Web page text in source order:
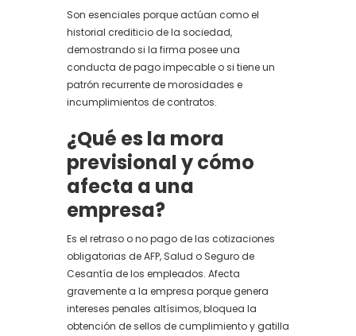
Son esenciales porque actúan como el
historial crediticio de la sociedad,
demostrando si la firma posee una
conducta de pago impecable o si tiene un
patrón recurrente de morosidades e
incumplimientos de contratos.
¿Qué es la mora
previsional y cómo
afecta a una
empresa?
Es el retraso o no pago de las cotizaciones
obligatorias de AFP, Salud o Seguro de
Cesantía de los empleados. Afecta
gravemente a la empresa porque genera
intereses penales altísimos, bloquea la
obtención de sellos de cumplimiento y gatilla